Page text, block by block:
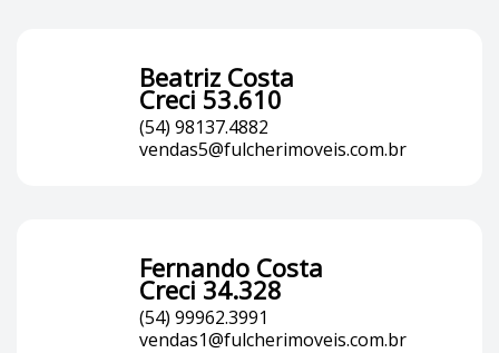
Beatriz Costa
Creci 53.610
(54) 98137.4882
vendas5@fulcherimoveis.com.br
Fernando Costa
Creci 34.328
(54) 99962.3991
vendas1@fulcherimoveis.com.br